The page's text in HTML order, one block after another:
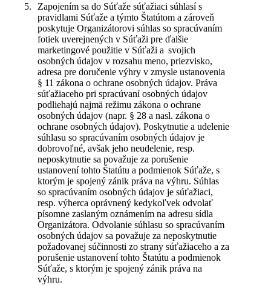
Zapojením sa do Súťaže súťažiaci súhlasí s
pravidlami Súťaže a týmto Štatútom a zároveň
poskytuje Organizátorovi súhlas so spracúvaním
fotiek uverejnených v Súťaži pre ďalšie
marketingové použitie v Súťaži a svojich
osobných údajov v rozsahu meno, priezvisko,
adresa pre doručenie výhry v zmysle ustanovenia
§ 11 zákona o ochrane osobných údajov. Práva
súťažiaceho pri spracúvaní osobných údajov
podliehajú najmä režimu zákona o ochrane
osobných údajov (napr. § 28 a nasl. zákona o
ochrane osobných údajov). Poskytnutie a udelenie
súhlasu so spracúvaním osobných údajov je
dobrovoľné, avšak jeho neudelenie, resp.
neposkytnutie sa považuje za porušenie
ustanovení tohto Štatútu a podmienok Súťaže, s
ktorým je spojený zánik práva na výhru. Súhlas
so spracúvaním osobných údajov je súťažiaci,
resp. výherca oprávnený kedykoľvek odvolať
písomne zaslaným oznámením na adresu sídla
Organizátora. Odvolanie súhlasu so spracúvaním
osobných údajov sa považuje za neposkytnutie
požadovanej súčinnosti zo strany súťažiaceho a za
porušenie ustanovení tohto Štatútu a podmienok
Súťaže, s ktorým je spojený zánik práva na
výhru.